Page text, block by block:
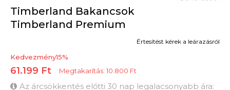
Timberland Bakancsok
Timberland Premium
Kedvezmény15%
61.199 Ft Megtakarítás: 10.800 Ft
Az árcsökkentés előtti 30 nap legalacsonyabb ára:
Értesítést kérek a leárazásról